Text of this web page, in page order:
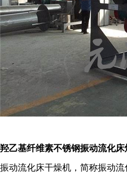
羟乙基纤维素不锈钢振动流化
振动流化床干燥机，简称振动